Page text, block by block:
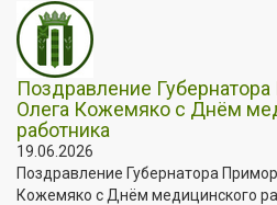
Поздравление
Олега Кожемяко с Днём
работника
19.06.2026
Поздравление Губернатора
Кожемяко с Днём медицинского